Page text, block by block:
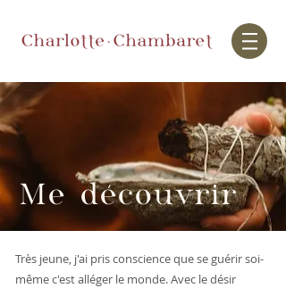
Me découvrir
Très jeune, j'ai pris conscience que se guérir soi-
même c'est alléger le monde. Avec le désir